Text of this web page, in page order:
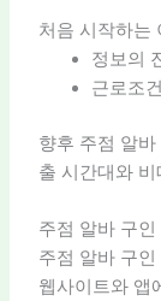
처음 시작하는
정보의
근로조
향후 주점 알
출 시간대와
주점 알바 구
주점 알바 구
웹사이트와 앱